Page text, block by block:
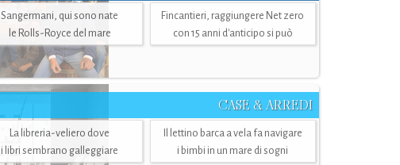
Sangermani, qui sono nate
le Rolls-Royce del mare
Fincantieri, raggiungere Net zero
con 15 anni d'anticipo si può
CASE & ARREDI
La libreria-veliero dove
i libri sembrano galleggiare
Il lettino barca a vela fa navigare
i bimbi in un mare di sogni